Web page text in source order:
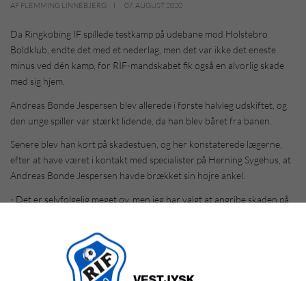
AF FLEMMING LINNEBJERG 07. AUGUST 2020
Da Ringkøbing IF spillede testkamp på udebane mod Holstebro
Boldklub, endte det med et nederlag, men det var ikke det eneste
minus ved dén kamp, for RIF-mandskabet fik også en alvorlig skade
med sig hjem.
Andreas Bonde Jespersen blev allerede i første halvleg udskiftet, og
den unge spiller var stærkt lidende, da han blev båret fra banen.
Senere blev han kørt på skadestuen, og her konstaterede lægerne,
efter at have været i kontakt med specialister på Herning Sygehus, at
Andreas Bonde Jespersen havde brækket sin højre ankel.
- Det er selvfølgelig meget øv, men jeg har valgt at angribe skaden på
vanligt, siger Andreas Bonde Jespersen, som torsdag aften
overværede holdkammeraternes træning.
Situationen opstod efter et par hidsige dueller mellem Andreas Bonde